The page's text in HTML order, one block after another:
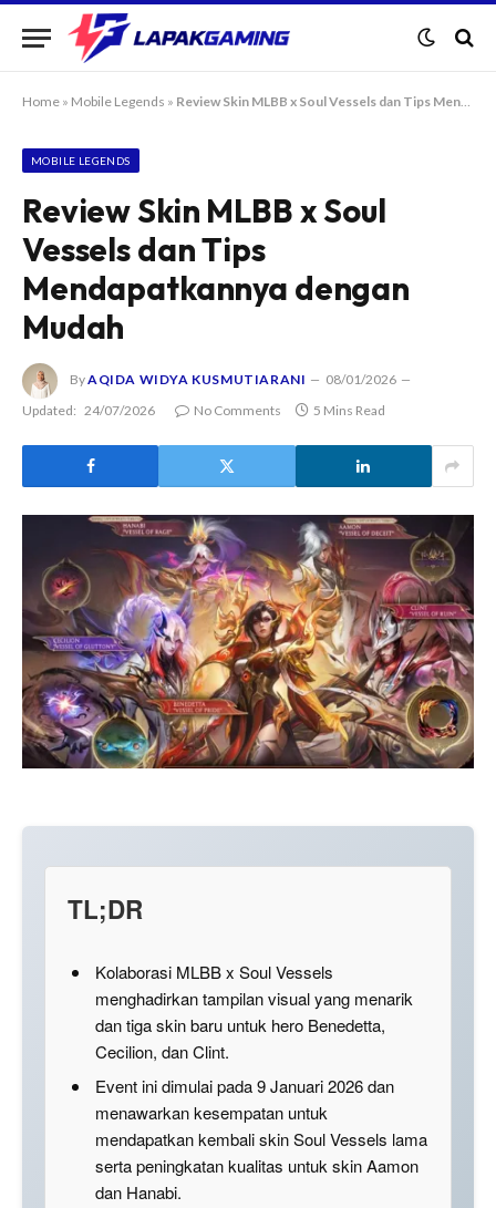
Home » Mobile Legends » Review Skin MLBB x Soul Vessels dan Tips Mendapatkannya dengan Mudah
MOBILE LEGENDS
Review Skin MLBB x Soul
Vessels dan Tips
Mendapatkannya dengan
Mudah
ByAQIDA WIDYA KUSMUTIARANI
08/01/2026
Updated: 24/07/2026 No Comments 5 Mins Read
TL;DR
Kolaborasi MLBB x Soul Vessels
menghadirkan tampilan visual yang menarik
dan tiga skin baru untuk hero Benedetta,
Cecilion, dan Clint.
Event ini dimulai pada 9 Januari 2026 dan
menawarkan kesempatan untuk
mendapatkan kembali skin Soul Vessels lama
serta peningkatan kualitas untuk skin Aamon
dan Hanabi.